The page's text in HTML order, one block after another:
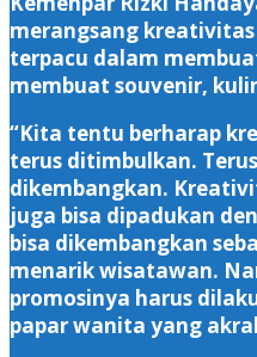
merangsang
terpacu dalam
membuat souvenir,
“Kita tentu berharap
terus ditimbulkan.
dikembangkan.
juga bisa dipadukan
bisa dikembangkan
menarik wisatawan.
promosinya harus
papar wanita yang